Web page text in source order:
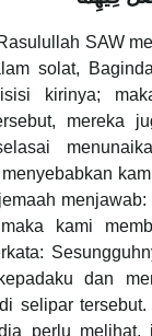
SAW
solat,
kirinya;
mereka
menjawab:
kami
dan
selipar
perlu melihat,